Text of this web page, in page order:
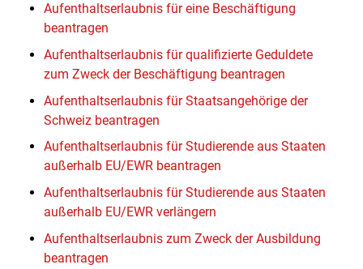
Aufenthaltserlaubnis für eine Beschäftigung
beantragen
Aufenthaltserlaubnis für qualifizierte Geduldete
zum Zweck der Beschäftigung beantragen
Aufenthaltserlaubnis für Staatsangehörige der
Schweiz beantragen
Aufenthaltserlaubnis für Studierende aus Staaten
außerhalb EU/EWR beantragen
Aufenthaltserlaubnis für Studierende aus Staaten
außerhalb EU/EWR verlängern
Aufenthaltserlaubnis zum Zweck der Ausbildung
beantragen